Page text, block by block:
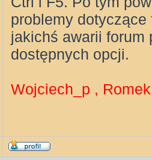
problemy
jakichś awarii forum
dostępnych opcji.
Wojciech_p ,